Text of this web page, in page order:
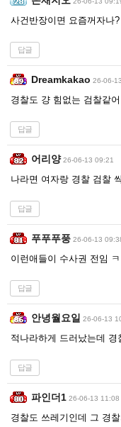
사건반장이면 요즘꺼자나
답글
Dreamkakao 26-06-
경찰도 걍 힘없는 검찰같어
답글
어리양 26-06-13 09:21
나라면 여자랑 경찰 검찰
답글
푸푸푸풍 26-06-13
이런애들이 수사권 전임 ㅋ
답글
안녕월요일 26-06-13
적나라하게 드러났는데
답글
파인더1 26-06-13 11:08
경찰도 쓰레기인데 그 경